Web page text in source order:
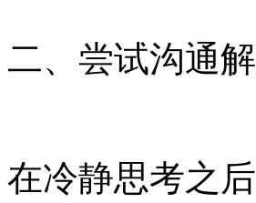
二、尝试沟通
在冷静思考之